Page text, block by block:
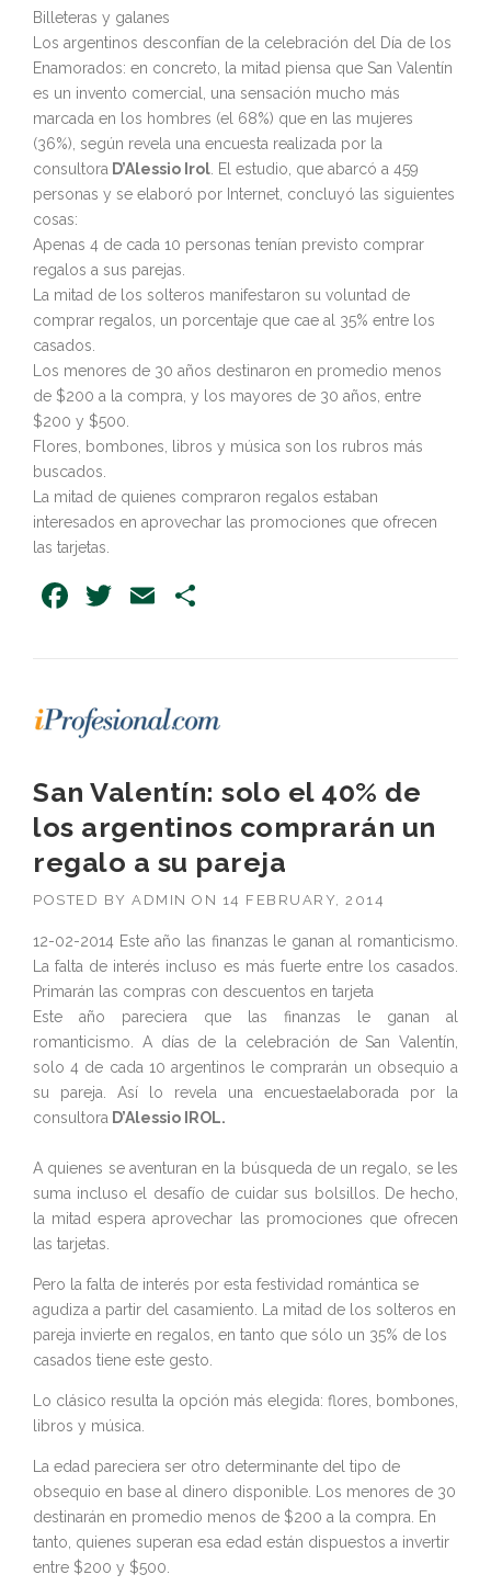
Billeteras y galanes
Los argentinos desconfían de la celebración del Día de los
Enamorados: en concreto, la mitad piensa que San Valentín
es un invento comercial, una sensación mucho más
marcada en los hombres (el 68%) que en las mujeres
(36%), según revela una encuesta realizada por la
consultora D’Alessio Irol. El estudio, que abarcó a 459
personas y se elaboró por Internet, concluyó las siguientes
cosas:
Apenas 4 de cada 10 personas tenían previsto comprar
regalos a sus parejas.
La mitad de los solteros manifestaron su voluntad de
comprar regalos, un porcentaje que cae al 35% entre los
casados.
Los menores de 30 años destinaron en promedio menos
de $200 a la compra, y los mayores de 30 años, entre
$200 y $500.
Flores, bombones, libros y música son los rubros más
buscados.
La mitad de quienes compraron regalos estaban
interesados en aprovechar las promociones que ofrecen
las tarjetas.
Facebook
Twitter
Email
San Valentín: solo el 40% de
los argentinos comprarán un
regalo a su pareja
POSTED BY ADMIN ON 14 FEBRUARY, 2014
12-02-2014 Este año las finanzas le ganan al romanticismo.
La falta de interés incluso es más fuerte entre los casados.
Primarán las compras con descuentos en tarjeta
Este año pareciera que las finanzas le ganan al
romanticismo. A días de la celebración de San Valentín,
solo 4 de cada 10 argentinos le comprarán un obsequio a
su pareja. Así lo revela una encuestaelaborada por la
consultora D’Alessio IROL.
A quienes se aventuran en la búsqueda de un regalo, se les
suma incluso el desafío de cuidar sus bolsillos. De hecho,
la mitad espera aprovechar las promociones que ofrecen
las tarjetas.
Pero la falta de interés por esta festividad romántica se
agudiza a partir del casamiento. La mitad de los solteros en
pareja invierte en regalos, en tanto que sólo un 35% de los
casados tiene este gesto.
Lo clásico resulta la opción más elegida: flores, bombones,
libros y música.
La edad pareciera ser otro determinante del tipo de
obsequio en base al dinero disponible. Los menores de 30
destinarán en promedio menos de $200 a la compra. En
tanto, quienes superan esa edad están dispuestos a invertir
entre $200 y $500.